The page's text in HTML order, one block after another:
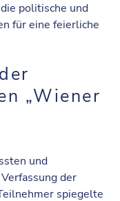
politische und
für eine feierliche
„Wiener
und
der
spiegelte